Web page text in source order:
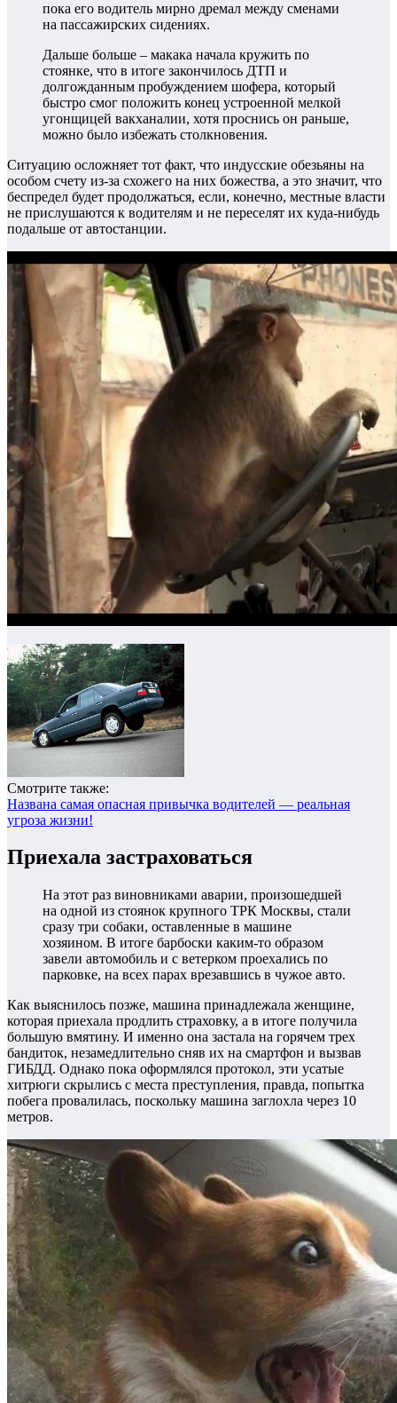
пока его водитель мирно дремал между сменами
на пассажирских сидениях.
Дальше больше – макака начала кружить по
стоянке, что в итоге закончилось ДТП и
долгожданным пробуждением шофера, который
быстро смог положить конец устроенной мелкой
угонщицей вакханалии, хотя проснись он раньше,
можно было избежать столкновения.
Ситуацию осложняет тот факт, что индусские обезьяны на
особом счету из-за схожего на них божества, а это значит, что
беспредел будет продолжаться, если, конечно, местные власти
не прислушаются к водителям и не переселят их куда-нибудь
подальше от автостанции.
Смотрите также:
Названа самая опасная привычка водителей — реальная
угроза жизни!
Приехала застраховаться
На этот раз виновниками аварии, произошедшей
на одной из стоянок крупного ТРК Москвы, стали
сразу три собаки, оставленные в машине
хозяином. В итоге барбоски каким-то образом
завели автомобиль и с ветерком проехались по
парковке, на всех парах врезавшись в чужое авто.
Как выяснилось позже, машина принадлежала женщине,
которая приехала продлить страховку, а в итоге получила
большую вмятину. И именно она застала на горячем трех
бандиток, незамедлительно сняв их на смартфон и вызвав
ГИБДД. Однако пока оформлялся протокол, эти усатые
хитрюги скрылись с места преступления, правда, попытка
побега провалилась, поскольку машина заглохла через 10
метров.